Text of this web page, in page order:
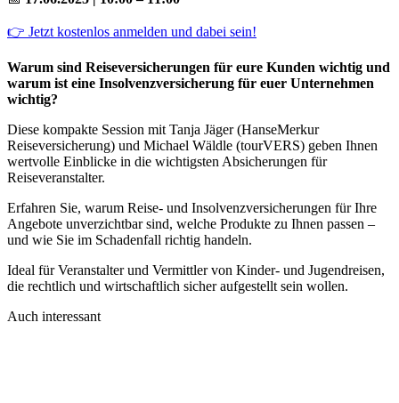
👉 Jetzt kostenlos anmelden und dabei sein!
Warum sind Reiseversicherungen für eure Kunden wichtig und
warum ist eine Insolvenzversicherung für euer Unternehmen
wichtig?
Diese kompakte Session mit Tanja Jäger (HanseMerkur
Reiseversicherung) und Michael Wäldle (tourVERS) geben Ihnen
wertvolle Einblicke in die wichtigsten Absicherungen für
Reiseveranstalter.
Erfahren Sie, warum Reise- und Insolvenzversicherungen für Ihre
Angebote unverzichtbar sind, welche Produkte zu Ihnen passen –
und wie Sie im Schadenfall richtig handeln.
Ideal für Veranstalter und Vermittler von Kinder- und Jugendreisen,
die rechtlich und wirtschaftlich sicher aufgestellt sein wollen.
Auch interessant